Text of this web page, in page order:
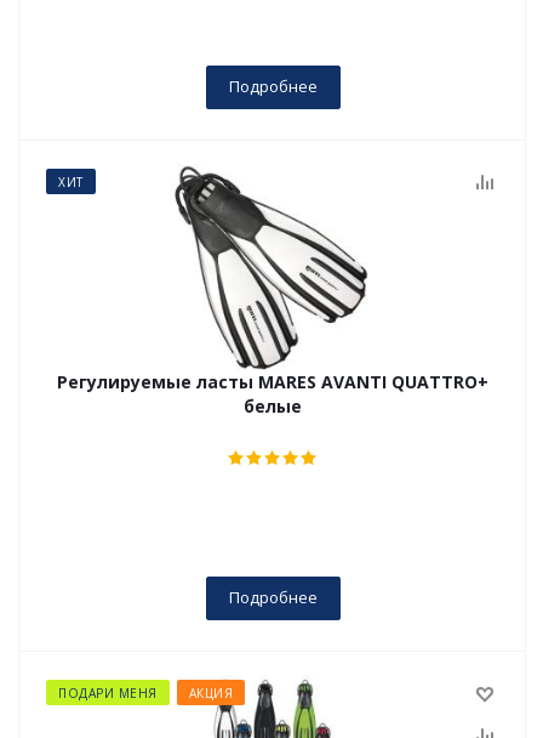
Подробнее
ХИТ
Регулируемые ласты MARES AVANTI QUATTRO+
белые
Подробнее
ПОДАРИ МЕНЯ АКЦИЯ